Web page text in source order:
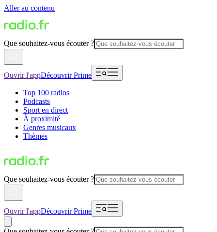
Aller au contenu
Que souhaitez-vous écouter ?
Ouvrir l'appDécouvrir Prime
Top 100 radios
Podcasts
Sport en direct
À proximité
Genres musicaux
Thèmes
Que souhaitez-vous écouter ?
Ouvrir l'appDécouvrir Prime